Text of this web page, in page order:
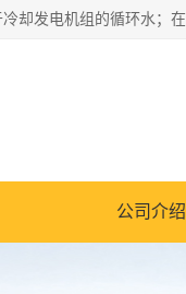
公司介绍